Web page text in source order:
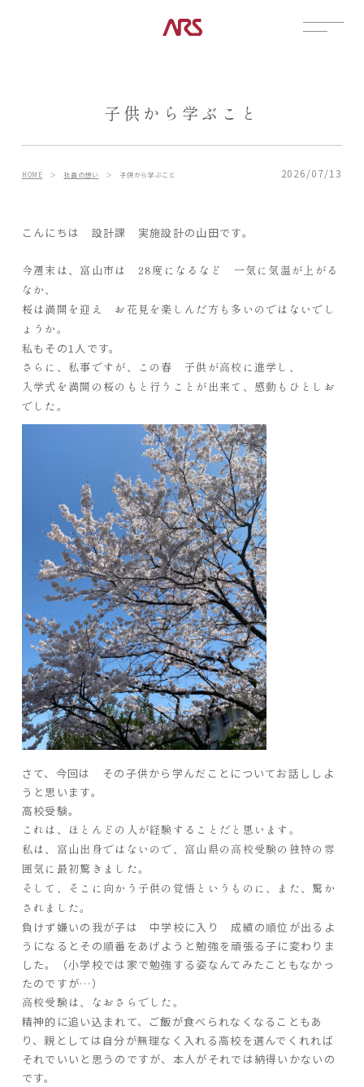
資料請求
CONTENTS
ARS HOMEとは
- ARS WAY
デザイン
- 空間デザイン
- 内観デザイン
- 生活デザイン
- 外構デザイン
性能
- 高断熱性能
- 高耐震性能
- 高耐久性能
- 保証
家づくりの流れ
よくあるご質問
企業情報
採用情報
暮らしの器
POSTS
コラム
土地情報
お知らせ
ブログ
子供から学ぶこと
HOME ＞ 社員の想い ＞子供から学ぶこと 2026/07/13
こんにちは 設計課 実施設計の山田です。
今週末は、富山市は 28度になるなど 一気に気温が上がる
なか、
桜は満開を迎え お花見を楽しんだ方も多いのではないでし
ょうか。
私もその1人です。
さらに、私事ですが、この春 子供が高校に進学し、
入学式を満開の桜のもと行うことが出来て、感動もひとしお
でした。
さて、今回は その子供から学んだことについてお話ししよ
うと思います。
高校受験。
これは、ほとんどの人が経験することだと思います。
私は、富山出身ではないので、富山県の高校受験の独特の雰
囲気に最初驚きました。
そして、そこに向かう子供の覚悟というものに、また、驚か
されました。
負けず嫌いの我が子は 中学校に入り 成績の順位が出るよ
うになるとその順番をあげようと勉強を頑張る子に変わりま
した。（小学校では家で勉強する姿なんてみたこともなかっ
たのですが…）
高校受験は、なおさらでした。
精神的に追い込まれて、ご飯が食べられなくなることもあ
り、親としては自分が無理なく入れる高校を選んでくれれば
それでいいと思うのですが、本人がそれでは納得いかないの
です。